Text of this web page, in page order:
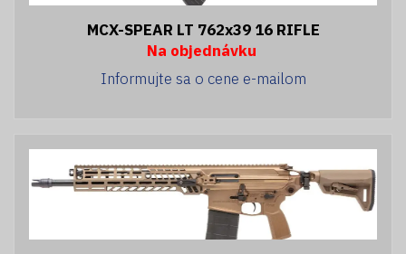
MCX-SPEAR LT 762x39 16 RIFLE
Na objednávku
Informujte sa o cene e-mailom